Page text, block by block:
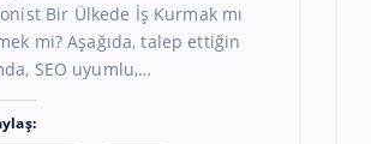
Bir Ülkede İş Kurmak mı
mi? Aşağıda, talep ettiğin
SEO uyumlu,…